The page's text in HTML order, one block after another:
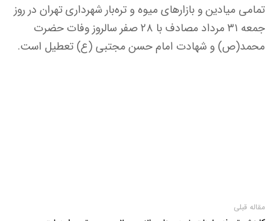
تمامی میادین و بازارهای میوه و تره‌بار شهرداری تهران در روز
جمعه ۳۱ مرداد مصادف با ۲۸ صفر سالروز وفات حضرت
محمد(ص) و شهادت امام حسن مجتبی (ع) تعطیل است.
مقاله قبلی